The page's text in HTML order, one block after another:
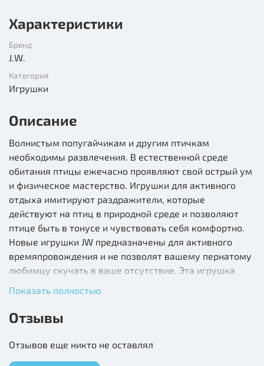
Характеристики
Бренд
J.W.
Категория
Игрушки
Описание
Волнистым попугайчикам и другим птичкам
необходимы развлечения. В естественной среде
обитания птицы ежечасно проявляют свой острый ум
и физическое мастерство. Игрушки для активного
отдыха имитируют раздражители, которые
действуют на птиц в природной среде и позволяют
птице быть в тонусе и чувствовать себя комфортно.
Новые игрушки JW предназначены для активного
времяпровождения и не позволят вашему пернатому
любимцу скучать в ваше отсутствие. Эта игрушка
различные неоновые цвета. Под шариками
прикреплён колокольчик.
Показать полностью
Отзывы
Отзывов еще никто не оставлял